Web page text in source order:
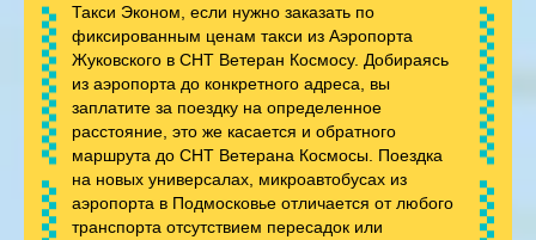
Такси Эконом, если нужно заказать по
фиксированным ценам такси из Аэропорта
Жуковского в СНТ Ветеран Космосу. Добираясь
из аэропорта до конкретного адреса, вы
заплатите за поездку на определенное
расстояние, это же касается и обратного
маршрута до СНТ Ветерана Космосы. Поездка
на новых универсалах, микроавтобусах из
аэропорта в Подмосковье отличается от любого
транспорта отсутствием пересадок или